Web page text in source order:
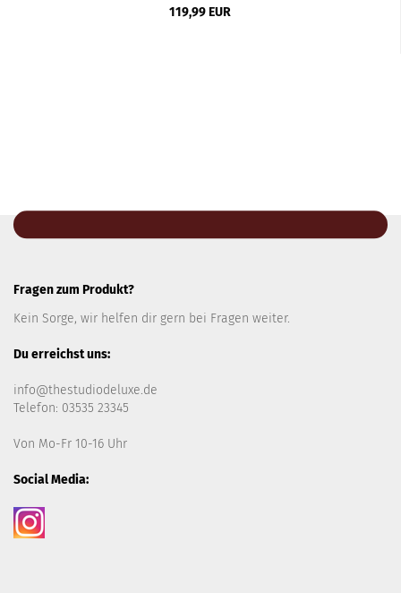
119,99 EUR
Fragen zum Produkt?
Kein Sorge, wir helfen dir gern bei Fragen weiter.
Du erreichst uns:
info@thestudiodeluxe.de
Telefon: 03535 23345
Von Mo-Fr 10-16 Uhr
Social Media: